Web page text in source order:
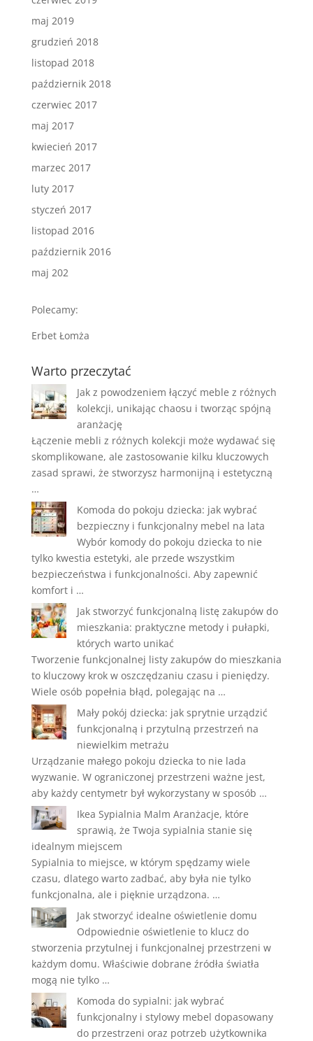
maj 2019
grudzień 2018
listopad 2018
październik 2018
czerwiec 2017
maj 2017
kwiecień 2017
marzec 2017
luty 2017
styczeń 2017
listopad 2016
październik 2016
maj 202
Polecamy:
Erbet Łomża
Warto przeczytać
Jak z powodzeniem łączyć meble z różnych
kolekcji, unikając chaosu i tworząc spójną
aranżację
Łączenie mebli z różnych kolekcji może wydawać się
skomplikowane, ale zastosowanie kilku kluczowych
zasad sprawi, że stworzysz harmonijną i estetyczną
…
Komoda do pokoju dziecka: jak wybrać
bezpieczny i funkcjonalny mebel na lata
Wybór komody do pokoju dziecka to nie
tylko kwestia estetyki, ale przede wszystkim
bezpieczeństwa i funkcjonalności. Aby zapewnić
komfort i …
Jak stworzyć funkcjonalną listę zakupów do
mieszkania: praktyczne metody i pułapki,
których warto unikać
Tworzenie funkcjonalnej listy zakupów do mieszkania
to kluczowy krok w oszczędzaniu czasu i pieniędzy.
Wiele osób popełnia błąd, polegając na …
Mały pokój dziecka: jak sprytnie urządzić
funkcjonalną i przytulną przestrzeń na
niewielkim metrażu
Urządzanie małego pokoju dziecka to nie lada
wyzwanie. W ograniczonej przestrzeni ważne jest,
aby każdy centymetr był wykorzystany w sposób …
Ikea Sypialnia Malm Aranżacje, które
sprawią, że Twoja sypialnia stanie się
idealnym miejscem
Sypialnia to miejsce, w którym spędzamy wiele
czasu, dlatego warto zadbać, aby była nie tylko
funkcjonalna, ale i pięknie urządzona. …
Jak stworzyć idealne oświetlenie domu
Odpowiednie oświetlenie to klucz do
stworzenia przytulnej i funkcjonalnej przestrzeni w
każdym domu. Właściwie dobrane źródła światła
mogą nie tylko …
Komoda do sypialni: jak wybrać
funkcjonalny i stylowy mebel dopasowany
do przestrzeni oraz potrzeb użytkownika